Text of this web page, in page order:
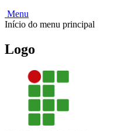
Menu
Início do menu principal
Logo